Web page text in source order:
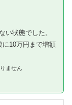
い状態でした。
に10万円まで増額
ません